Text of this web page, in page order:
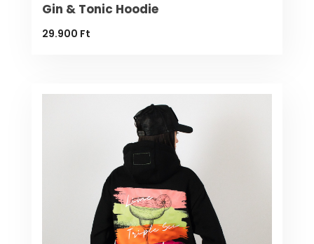
Gin & Tonic Hoodie
29.900 Ft